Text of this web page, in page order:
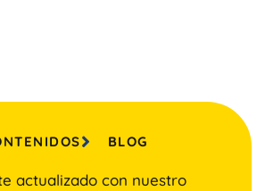
BLOG
actualizado con nuestro